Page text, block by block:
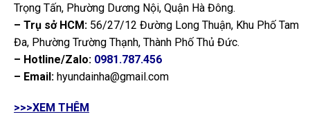
Trọng Tấn, Phường Dương Nội, Quận Hà Đông.
– Trụ sở HCM: 56/27/12 Đường Long Thuận, Khu Phố Tam
Đa, Phường Trường Thạnh, Thành Phố Thủ Đức.
– Hotline/Zalo: 0981.787.456
– Email: hyundainha@gmail.com
>>>XEM THÊM